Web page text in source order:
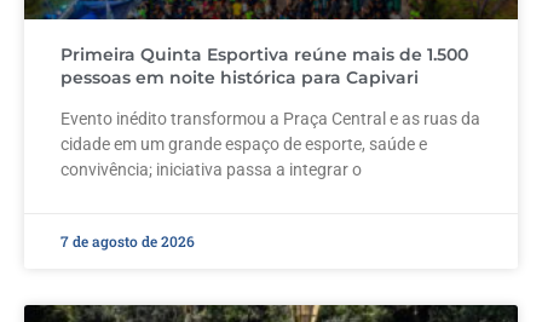
Primeira Quinta Esportiva reúne mais de 1.500
pessoas em noite histórica para Capivari
Evento inédito transformou a Praça Central e as ruas da
cidade em um grande espaço de esporte, saúde e
convivência; iniciativa passa a integrar o
7 de agosto de 2026